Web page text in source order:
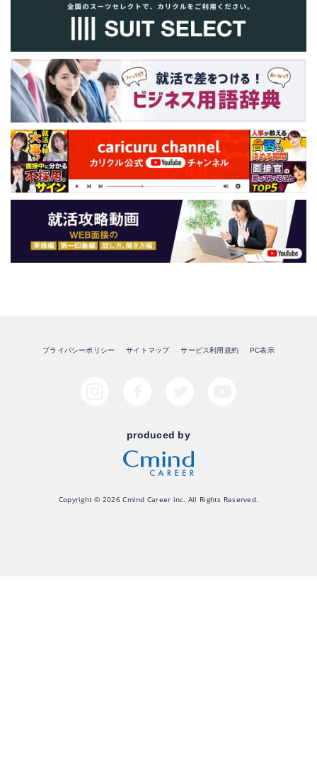
プライバシーポリシー サイトマップ サービス利用規約 PC表示
produced by
Copyright © 2026 Cmind Career inc. All Rights Reserved.